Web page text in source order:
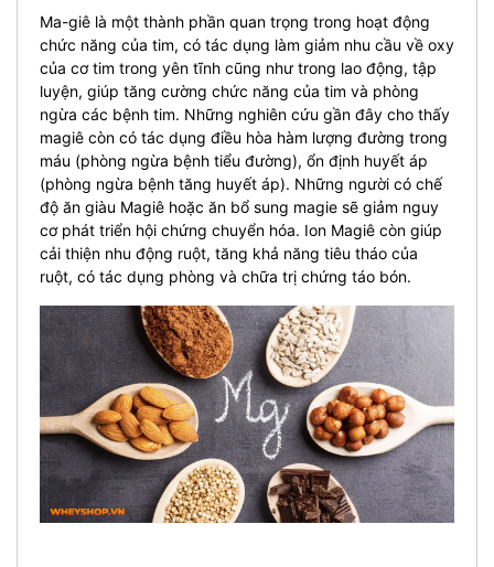
Ma-giê là một thành phần quan trọng trong hoạt động
chức năng của tim, có tác dụng làm giảm nhu cầu về oxy
của cơ tim trong yên tĩnh cũng như trong lao động, tập
luyện, giúp tăng cường chức năng của tim và phòng
ngừa các bệnh tim. Những nghiên cứu gần đây cho thấy
magiê còn có tác dụng điều hòa hàm lượng đường trong
máu (phòng ngừa bệnh tiểu đường), ổn định huyết áp
(phòng ngừa bệnh tăng huyết áp). Những người có chế
độ ăn giàu Magiê hoặc ăn bổ sung magie sẽ giảm nguy
cơ phát triển hội chứng chuyển hóa. Ion Magiê còn giúp
cải thiện nhu động ruột, tăng khả năng tiêu tháo của
ruột, có tác dụng phòng và chữa trị chứng táo bón.